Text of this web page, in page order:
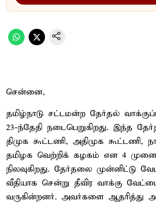
சென்னை,
தமிழ்நாடு சட்டமன்ற தேர்தல்
23-ந்தேதி நடைபெறுகிறது. இந்த
திமுக கூட்டணி, அதிமுக கூட்டணி,
தமிழக வெற்றிக் கழகம் என 4
நிலவுகிறது. தேர்தலை முன்னிட்டு
வீதியாக சென்று தீவிர வாக்கு
வருகின்றனர். அவர்களை ஆதரித்து